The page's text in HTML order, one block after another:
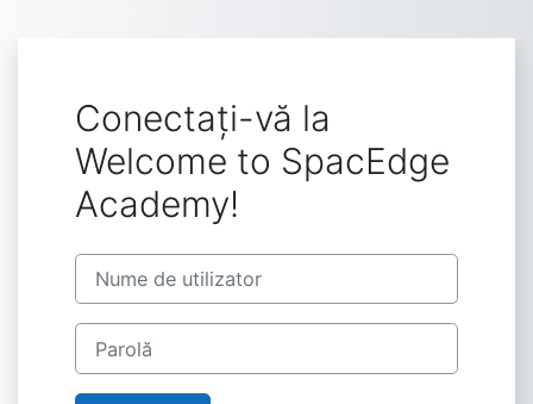
Conectați-vă la
Welcome to SpacEdge
Academy!
Treci peste crearea unui cont nou
Nume de utilizator
Parolă